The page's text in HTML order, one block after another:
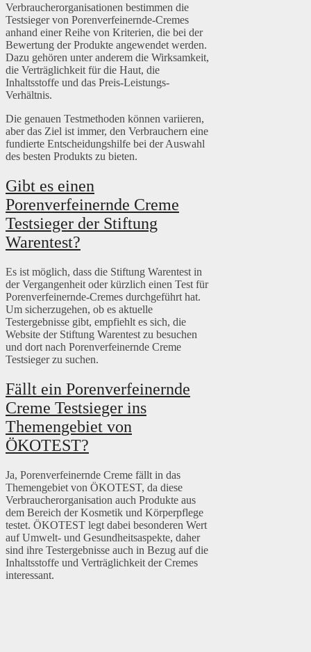
Verbraucherorganisationen bestimmen die
Testsieger von Porenverfeinernde-Cremes
anhand einer Reihe von Kriterien, die bei der
Bewertung der Produkte angewendet werden.
Dazu gehören unter anderem die Wirksamkeit,
die Verträglichkeit für die Haut, die
Inhaltsstoffe und das Preis-Leistungs-
Verhältnis.
Die genauen Testmethoden können variieren,
aber das Ziel ist immer, den Verbrauchern eine
fundierte Entscheidungshilfe bei der Auswahl
des besten Produkts zu bieten.
Gibt es einen
Porenverfeinernde Creme
Testsieger der Stiftung
Warentest?
Es ist möglich, dass die Stiftung Warentest in
der Vergangenheit oder kürzlich einen Test für
Porenverfeinernde-Cremes durchgeführt hat.
Um sicherzugehen, ob es aktuelle
Testergebnisse gibt, empfiehlt es sich, die
Website der Stiftung Warentest zu besuchen
und dort nach Porenverfeinernde Creme
Testsieger zu suchen.
Fällt ein Porenverfeinernde
Creme Testsieger ins
Themengebiet von
ÖKOTEST?
Ja, Porenverfeinernde Creme fällt in das
Themengebiet von ÖKOTEST, da diese
Verbraucherorganisation auch Produkte aus
dem Bereich der Kosmetik und Körperpflege
testet. ÖKOTEST legt dabei besonderen Wert
auf Umwelt- und Gesundheitsaspekte, daher
sind ihre Testergebnisse auch in Bezug auf die
Inhaltsstoffe und Verträglichkeit der Cremes
interessant.